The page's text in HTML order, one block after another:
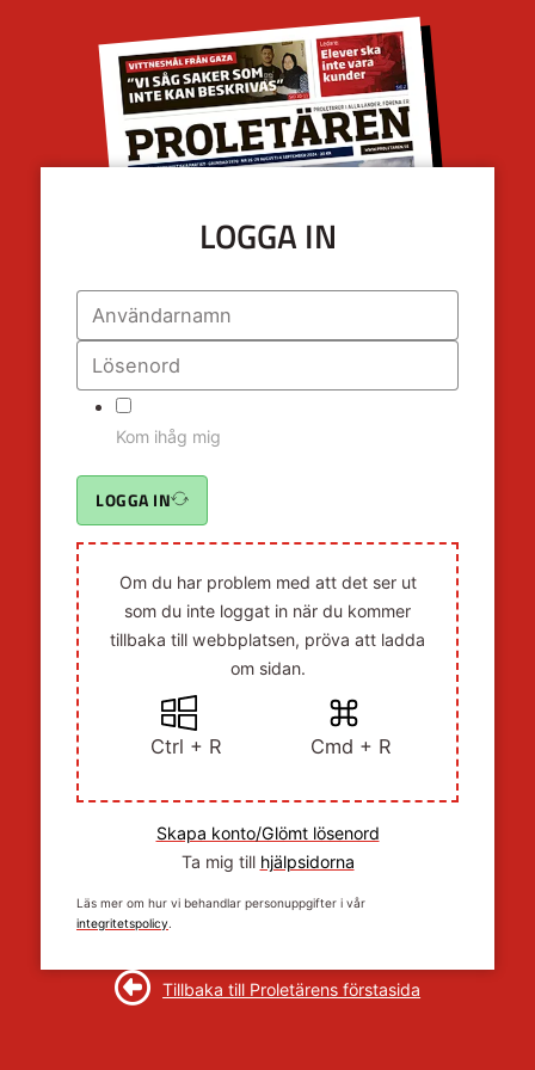
LOGGA IN
Kom ihåg mig
LOGGA IN
Om du har problem med att det ser ut
som du inte loggat in när du kommer
tillbaka till webbplatsen, pröva att ladda
om sidan.
Ctrl + R Cmd + R
Skapa konto/Glömt lösenord
Ta mig till hjälpsidorna
Läs mer om hur vi behandlar personuppgifter i vår
integritetspolicy.
Tillbaka till Proletärens förstasida